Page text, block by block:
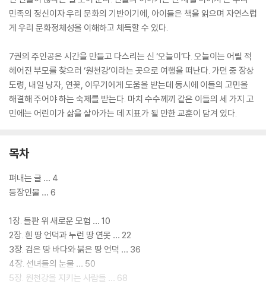
민족의 정신이자 우리 문화의 기반이기에, 아이들은 책을 읽으며 자연스럽
게 우리 문화정체성을 이해하고 체득할 수 있다.
7권의 주인공은 시간을 만들고 다스리는 신 ‘오늘이’다. 오늘이는 어릴 적
헤어진 부모를 찾으러 ‘원천강’이라는 곳으로 여행을 떠난다. 가던 중 장상
도령, 내일 낭자, 연꽃, 이무기에게 도움을 받는데 동시에 이들의 고민을
해결해 주어야 하는 숙제를 받는다. 마치 수수께끼 같은 이들의 세 가지 고
민에는 어린이가 삶을 살아가는 데 지표가 될 만한 교훈이 담겨 있다.
목차
펴내는 글 … 4
등장인물 … 6
1장. 들판 위 새로운 모험 … 10
2장. 흰 땅 언덕과 누런 땅 연못 … 22
3장. 검은 땅 바다와 붉은 땅 언덕 … 36
4장. 선녀들의 눈물 … 50
5장. 원천강을 지키는 사람들 … 68